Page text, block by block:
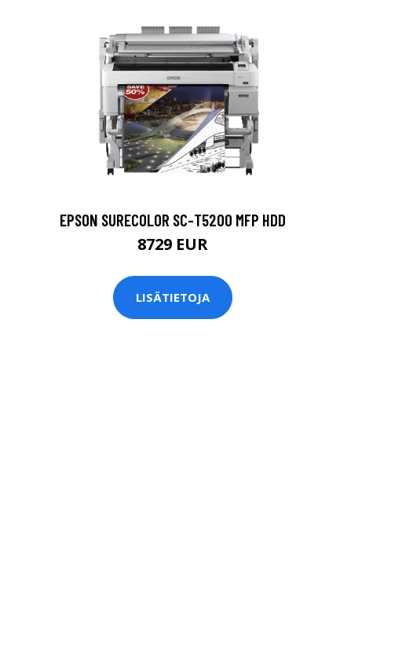
EPSON SURECOLOR SC-T5200 MFP HDD
8729 EUR
LISÄTIETOJA